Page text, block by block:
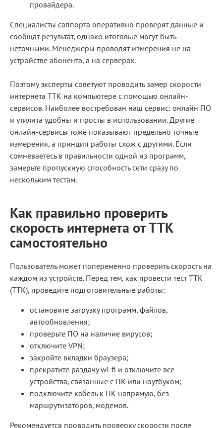
провайдера.
Специалисты саппорта оперативно проверят данные и
сообщат результат, однако итоговые могут быть
неточными. Менеджеры проводят измерения не на
устройстве абонента, а на серверах.
Поэтому эксперты советуют проводить замер скорости
интернета ТТК на компьютере с помощью онлайн-
сервисов. Наиболее востребован наш сервис: онлайн ПО
и утилита удобны и просты в использовании. Другие
онлайн-сервисы тоже показывают предельно точные
измерения, а принцип работы схож с другими. Если
сомневаетесь в правильности одной из программ,
замерьте пропускную способность сети сразу по
нескольким тестам.
Как правильно проверить
скорость интернета от ТТК
самостоятельно
Пользователь может попеременно проверить скорость на
каждом из устройств. Перед тем, как провести тест ТТК
(TTK), проведите подготовительные работы:
остановите загрузку программ, файлов,
автообновления;
проверьте ПО на наличие вирусов;
отключите VPN;
закройте вкладки браузера;
прекратите раздачу wi-fi и отключите все
устройства, связанные с ПК или ноутбуком;
подключите кабель к ПК напрямую, без
маршрутизаторов, модемов.
Рекомендуется проводить проверку скорости после